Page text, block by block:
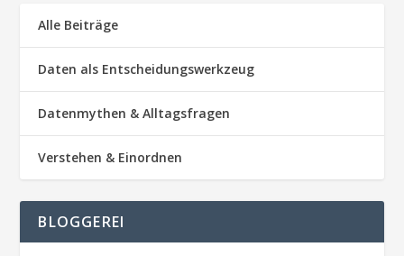
Alle Beiträge
Daten als Entscheidungswerkzeug
Datenmythen & Alltagsfragen
Verstehen & Einordnen
BLOGGEREI